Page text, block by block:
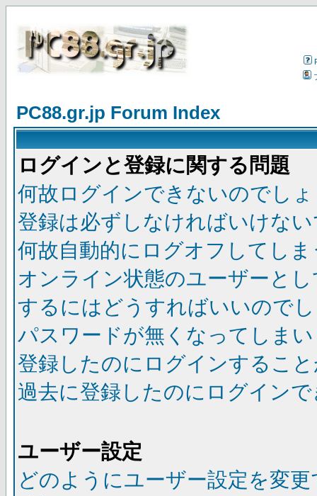
PC88.gr.jp Forum Index
ログインと登録に関する問題
何故ログインできないのでし
登録は必ずしなければいけな
何故自動的にログオフしてし
オンライン状態のユーザーと
するにはどうすればいいので
パスワードが無くなってしま
登録したのにログインするこ
過去に登録したのにログイン
ユーザー設定
どのようにユーザー設定を変